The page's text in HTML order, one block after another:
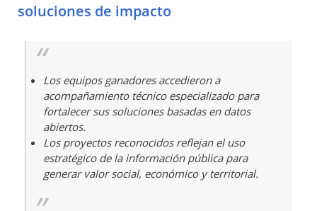
soluciones de impacto
Los equipos ganadores accedieron a
acompañamiento técnico especializado para
fortalecer sus soluciones basadas en datos
abiertos.
Los proyectos reconocidos reflejan el uso
estratégico de la información pública para
generar valor social, económico y territorial.